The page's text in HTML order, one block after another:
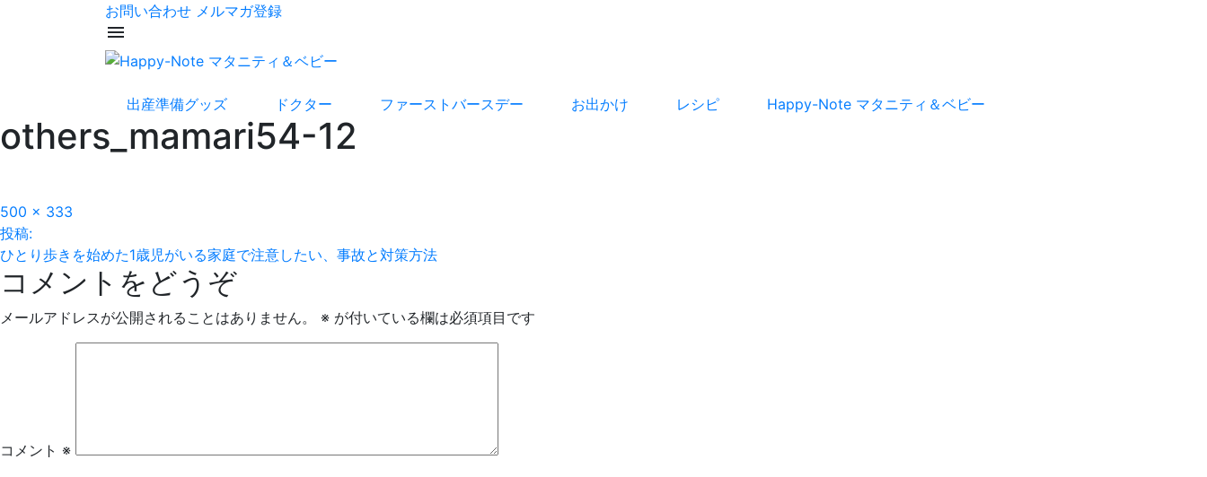
お問い合わせ メルマガ登録
menu
出産準備グッズ ドクター ファーストバースデー お出かけ レシピ Happy-Note マタニティ＆ベビー
others_mamari54-12
フ
ル
サ
イ
ズ
500 × 333
投
稿
ナ
シ
投稿:
ひとり歩きを始めた1歳児がいる家庭で注意したい、事故と対策方法
コメントをどうぞ
メールアドレスが公開されることはありません。 ※ が付いている欄は必須項目です
コメント ※